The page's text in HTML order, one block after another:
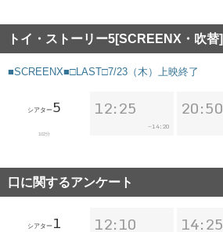
トイ・ストーリー5[SCREENX・吹替]
■SCREENX■□LAST□7/23（木）上映終了
シアター5
102分
12:25
~ 14:20
20:50
口に関するアンケート
シアター 1 12:10 14:25